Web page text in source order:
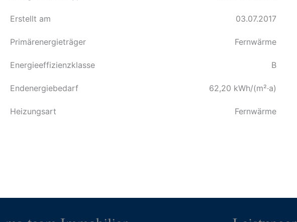
Erstellt am 03.07.2017
Primärenergieträger Fernwärme
Energieeffizienzklasse B
Endenergiebedarf 62,20 kWh/(m²·a)
Heizungsart Fernwärme